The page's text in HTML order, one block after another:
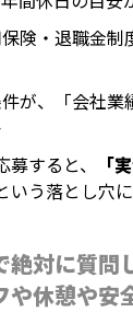
険・退職金制
が、「会社業
すると、
「
いう落とし穴
絶対に質問
や休憩や安